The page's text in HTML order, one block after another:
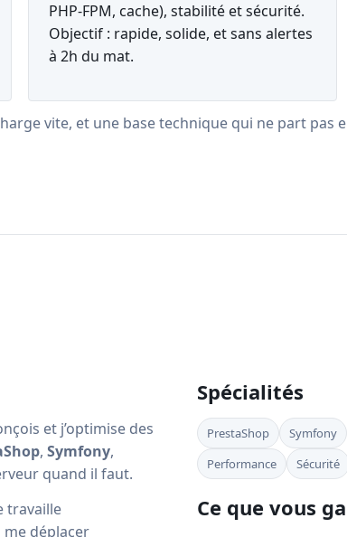
PHP-FPM, cache), stabilité et sécurité.
Objectif : rapide, solide, et sans alertes
à 2h du mat.
vite, et une base technique qui ne part pas
et j’optimise des
, Symfony,
quand il faut.
travaille
déplacer
Spécialités
PrestaShop Symfony
Performance
Sécurité
Ce que vous